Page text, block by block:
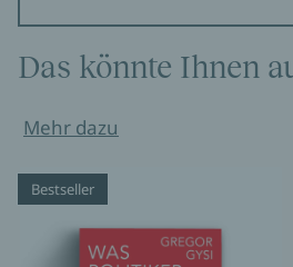
Das könnte Ihnen
Mehr dazu
Bestseller